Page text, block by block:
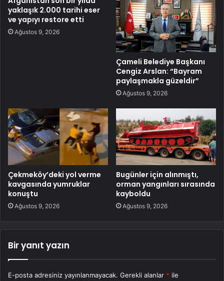
yaklaşık 2.000 tarihi eser
ve yapıyı restore etti
Ağustos 9, 2026
Çameli Belediye Başkanı
Cengiz Arslan: “Bayram
paylaşmakla güzeldir”
Ağustos 9, 2026
Çekmeköy’deki yol verme
kavgasında yumruklar
konuştu
Ağustos 9, 2026
Bugünler için alınmıştı,
orman yangınları sırasında
kayboldu
Ağustos 9, 2026
Bir yanıt yazın
E-posta adresiniz yayınlanmayacak. Gerekli alanlar * ile